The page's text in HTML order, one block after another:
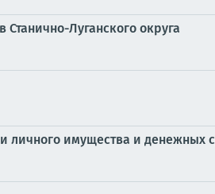
Луганского округа
личного имущества и денежных